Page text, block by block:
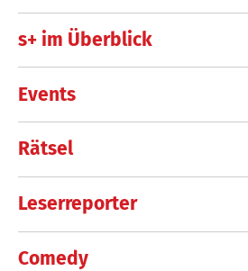
s+ im Überblick
Events
Rätsel
Leserreporter
Comedy